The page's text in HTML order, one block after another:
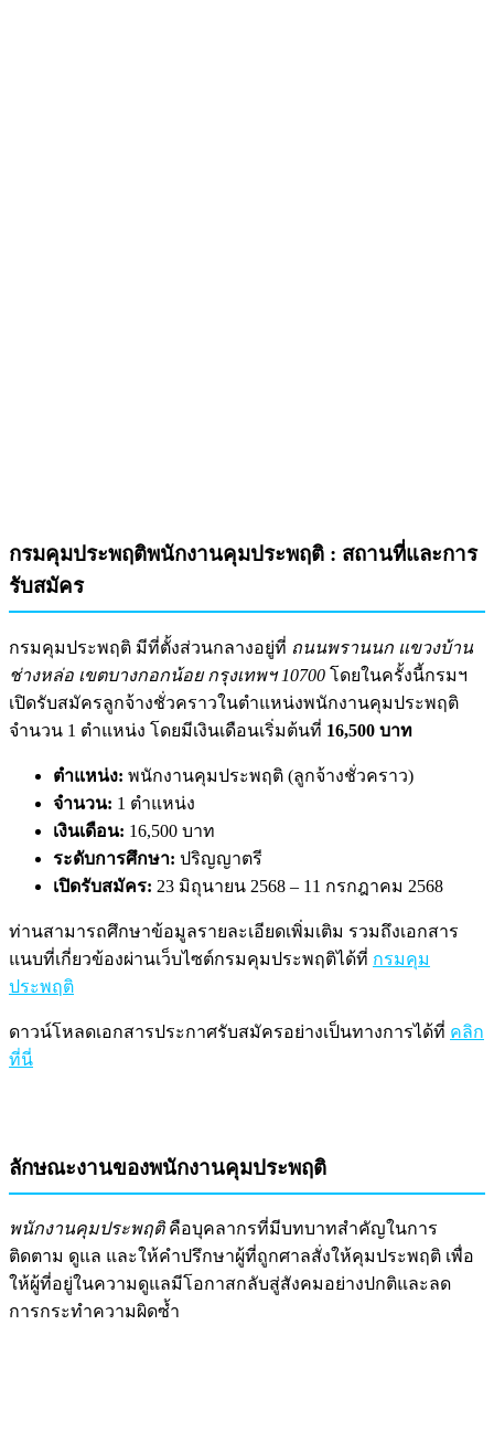
กรมคุมประพฤติพนักงานคุมประพฤติ : สถานที่และการ
รับสมัคร
กรมคุมประพฤติ มีที่ตั้งส่วนกลางอยู่ที่ ถนนพรานนก แขวงบ้าน
ช่างหล่อ เขตบางกอกน้อย กรุงเทพฯ 10700 โดยในครั้งนี้กรมฯ
เปิดรับสมัครลูกจ้างชั่วคราวในตำแหน่งพนักงานคุมประพฤติ
จำนวน 1 ตำแหน่ง โดยมีเงินเดือนเริ่มต้นที่ 16,500 บาท
ตำแหน่ง: พนักงานคุมประพฤติ (ลูกจ้างชั่วคราว)
จำนวน: 1 ตำแหน่ง
เงินเดือน: 16,500 บาท
ระดับการศึกษา: ปริญญาตรี
เปิดรับสมัคร: 23 มิถุนายน 2568 – 11 กรกฎาคม 2568
ท่านสามารถศึกษาข้อมูลรายละเอียดเพิ่มเติม รวมถึงเอกสาร
แนบที่เกี่ยวข้องผ่านเว็บไซต์กรมคุมประพฤติได้ที่ กรมคุม
ประพฤติ
ดาวน์โหลดเอกสารประกาศรับสมัครอย่างเป็นทางการได้ที่ คลิก
ที่นี่
ลักษณะงานของพนักงานคุมประพฤติ
พนักงานคุมประพฤติคือบุคลากรที่มีบทบาทสำคัญในการ
ติดตาม ดูแล และให้คำปรึกษาผู้ที่ถูกศาลสั่งให้คุมประพฤติ เพื่อ
ให้ผู้ที่อยู่ในความดูแลมีโอกาสกลับสู่สังคมอย่างปกติและลด
การกระทำความผิดซ้ำ